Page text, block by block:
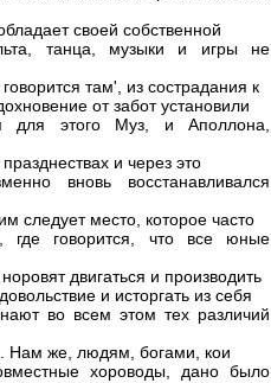
своей собственной
танца, музыки и игры не
там', из сострадания к
от забот установили
для этого Муз, и Аполлона,
и через это
вновь восстанавливался
следует место, которое часто
где говорится, что все юные
двигаться и производить
и исторгать из себя
во всем этом тех различий
Нам же, людям, богами, кои
хороводы, дано было